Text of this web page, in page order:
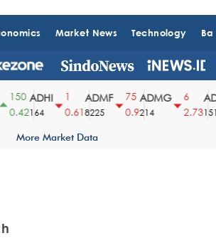
Market News Technology
150
0.42
ADHI
164
0.61
ADMF
8225
75
0.9
ADMG
214
2.731510
More Market Data